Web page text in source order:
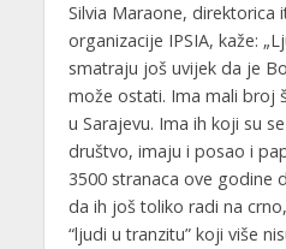
Silvia Maraone, direktorica
organizacije IPSIA, kaže:
smatraju još uvijek da je
može ostati. Ima mali broj
u Sarajevu. Ima ih koji su
društvo, imaju i posao i
3500 stranaca ove godine
da ih još toliko radi na
“ljudi u tranzitu” koji više